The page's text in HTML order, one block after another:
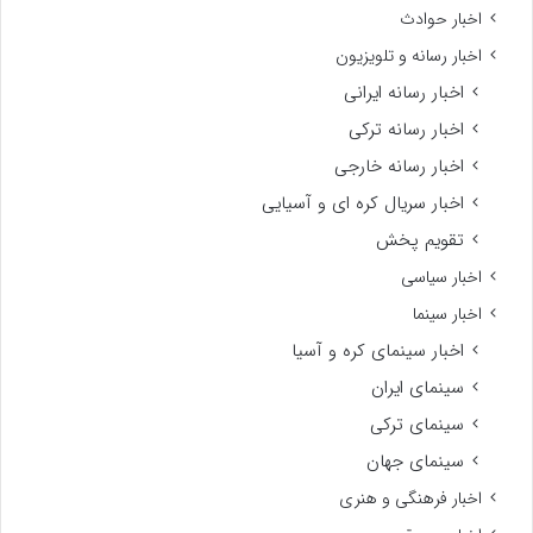
اخبار حوادث
اخبار رسانه و تلویزیون
اخبار رسانه ایرانی
اخبار رسانه ترکی
اخبار رسانه خارجی
اخبار سریال کره ای و آسیایی
تقویم پخش
اخبار سیاسی
اخبار سینما
اخبار سینمای کره و آسیا
سینمای ایران
سینمای ترکی
سینمای جهان
اخبار فرهنگی و هنری